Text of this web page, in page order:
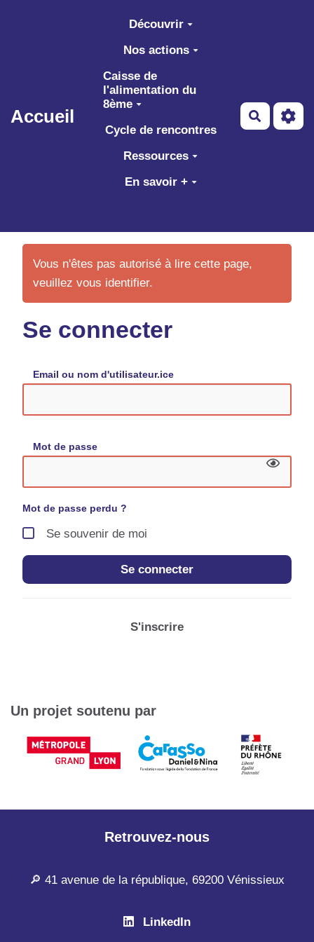
Aller au contenu principal
Accueil
Découvrir
Nos actions
Caisse de
l'alimentation du
8ème
Cycle de rencontres
Ressources
En savoir +
Vous n'êtes pas autorisé à lire cette page,
veuillez vous identifier.
Se connecter
Email ou nom d'utilisateur.ice
Mot de passe
Mot de passe perdu ?
Se souvenir de moi
Se connecter
S'inscrire
Un projet soutenu par
Retrouvez-nous
🔎 41 avenue de la république, 69200 Vénissieux
LinkedIn